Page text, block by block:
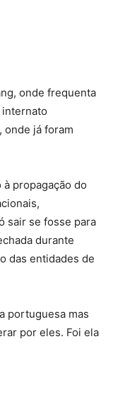
onde frequenta
internato
onde já foram
à propagação do
sair se fosse para
durante
das entidades de
portuguesa mas
por eles. Foi ela